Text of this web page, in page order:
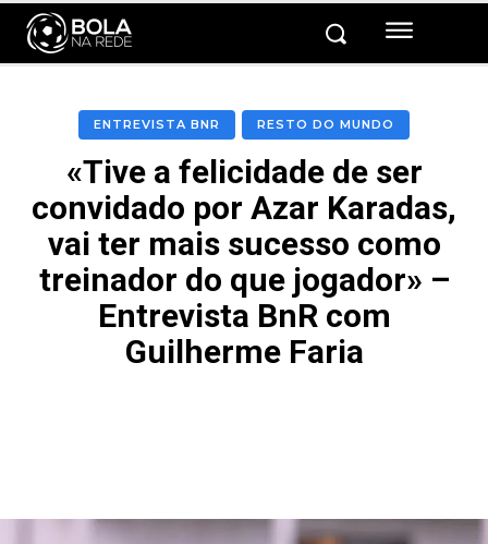
ENTREVISTA BNR RESTO DO MUNDO
«Tive a felicidade de ser
convidado por Azar Karadas,
vai ter mais sucesso como
treinador do que jogador» –
Entrevista BnR com
Guilherme Faria